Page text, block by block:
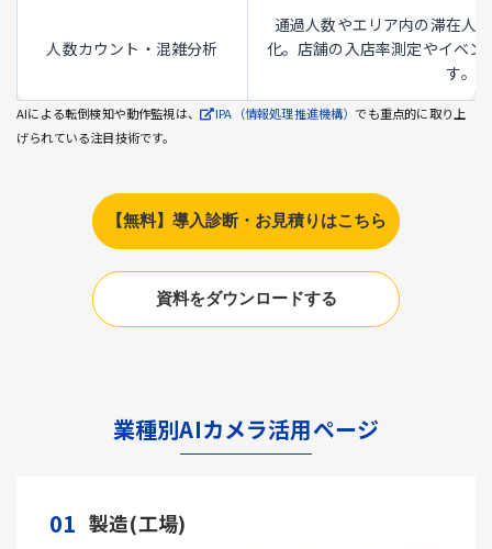
人数カウント・混雑分析
通過人数やエリア内の滞在人
化。店舗の入店率測定やイベ
す。
AIによる転倒検知や動作監視は、 IPA（情報処理推進機構） でも重点的に取り上
げられている注目技術です。
【無料】導入診断・お見積りはこちら
資料をダウンロードする
業種別AIカメラ活用ページ
01 製造(工場)